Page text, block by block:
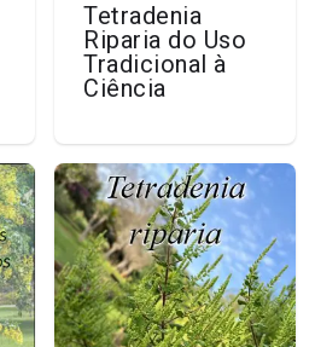
Tetradenia
Riparia do Uso
Tradicional à
Ciência